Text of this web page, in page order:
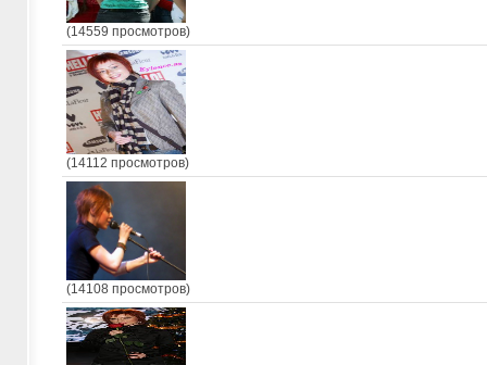
(14559 просмотров)
(14112 просмотров)
(14108 просмотров)